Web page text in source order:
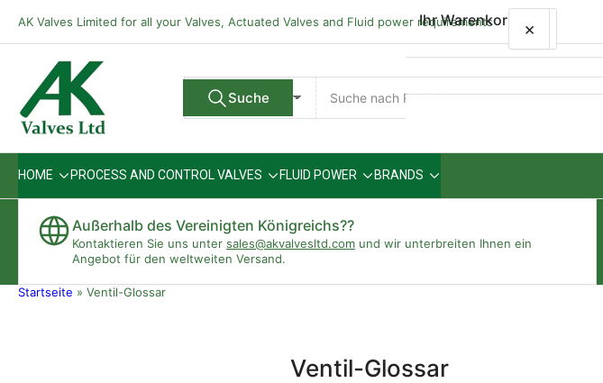
Inhalt
AK Valves Limited for all your Valves, Actuated Valves and Fluid power requirements
Alle Verkäufer
Suche
nach
Produkten
Suche
HOME PROCESS AND CONTROL VALVES FLUID POWER BRANDS
Außerhalb des Vereinigten Königreichs??
Kontaktieren Sie uns unter sales@akvalvesltd.com und wir unterbreiten Ihnen ein
Angebot für den weltweiten Versand.
Startseite » Ventil-Glossar
Ventil-Glossar
Ihr Warenkorb ×
Schnellansicht
×